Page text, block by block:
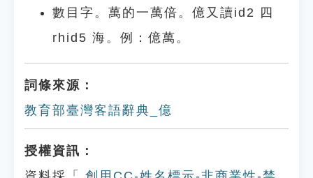
數目字。萬的一萬倍。億又讀id2 四
rhid5 海。例：億萬。
詞條來源：
教育部臺灣客語辭典_億
授權資訊：